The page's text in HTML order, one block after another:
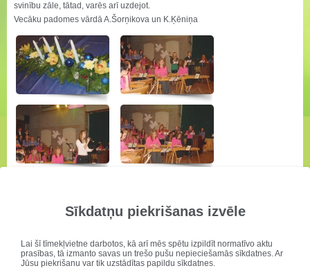
Sīkdatņu piekrišanas izvēle
Lai šī tīmekļvietne darbotos, kā arī mēs spētu izpildīt normatīvo aktu
prasības, tā izmanto savas un trešo pušu nepieciešamās sīkdatnes. Ar
Jūsu piekrišanu var tik uzstādītas papildu sīkdatnes.
svinību zāle, tātad, varēs arī uzdejot.
Vecāku padomes vārdā A.Šorņikova un K.Ķēniņa